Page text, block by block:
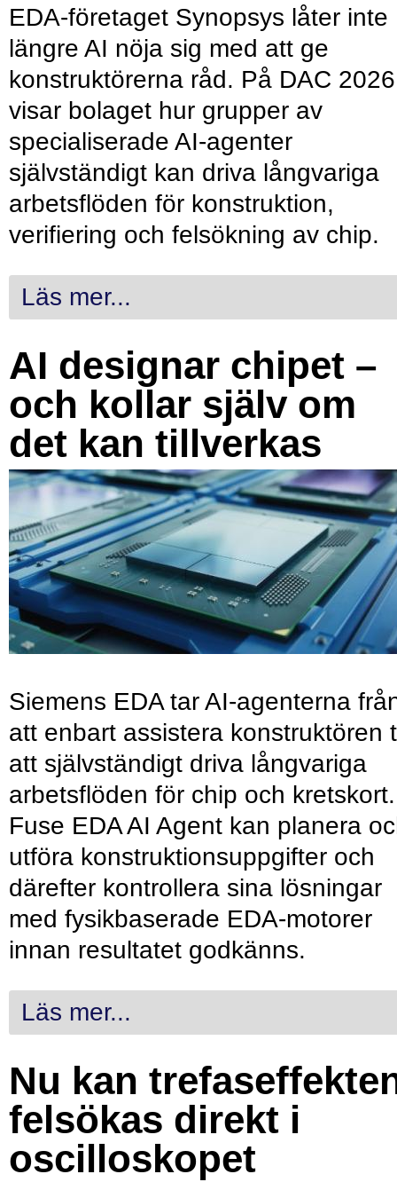
EDA-företaget Synopsys låter inte
längre AI nöja sig med att ge
konstruktörerna råd. På DAC 2026
visar bolaget hur grupper av
specialiserade AI-agenter
självständigt kan driva långvariga
arbetsflöden för konstruktion,
verifiering och felsökning av chip.
Läs mer...
AI designar chipet –
och kollar själv om
det kan tillverkas
Siemens EDA tar AI-agenterna
att enbart assistera konstruktören
att självständigt driva långvariga
arbetsflöden för chip och kretskort.
Fuse EDA AI Agent kan planera
utföra konstruktionsuppgifter och
därefter kontrollera sina lösningar
med fysikbaserade EDA-motorer
innan resultatet godkänns.
Läs mer...
Nu kan
felsökas direkt i
oscilloskopet